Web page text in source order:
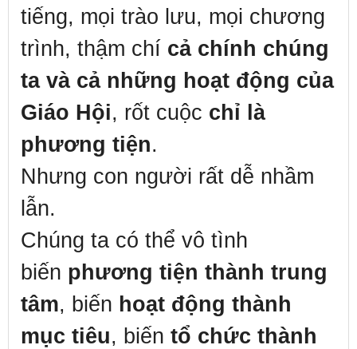
tiếng, mọi trào lưu, mọi chương
trình, thậm chí cả chính chúng
ta và cả những hoạt động của
Giáo Hội, rốt cuộc chỉ là
phương tiện.
Nhưng con người rất dễ nhầm
lẫn.
Chúng ta có thể vô tình
biến phương tiện thành trung
tâm, biến hoạt động thành
mục tiêu, biến tổ chức thành